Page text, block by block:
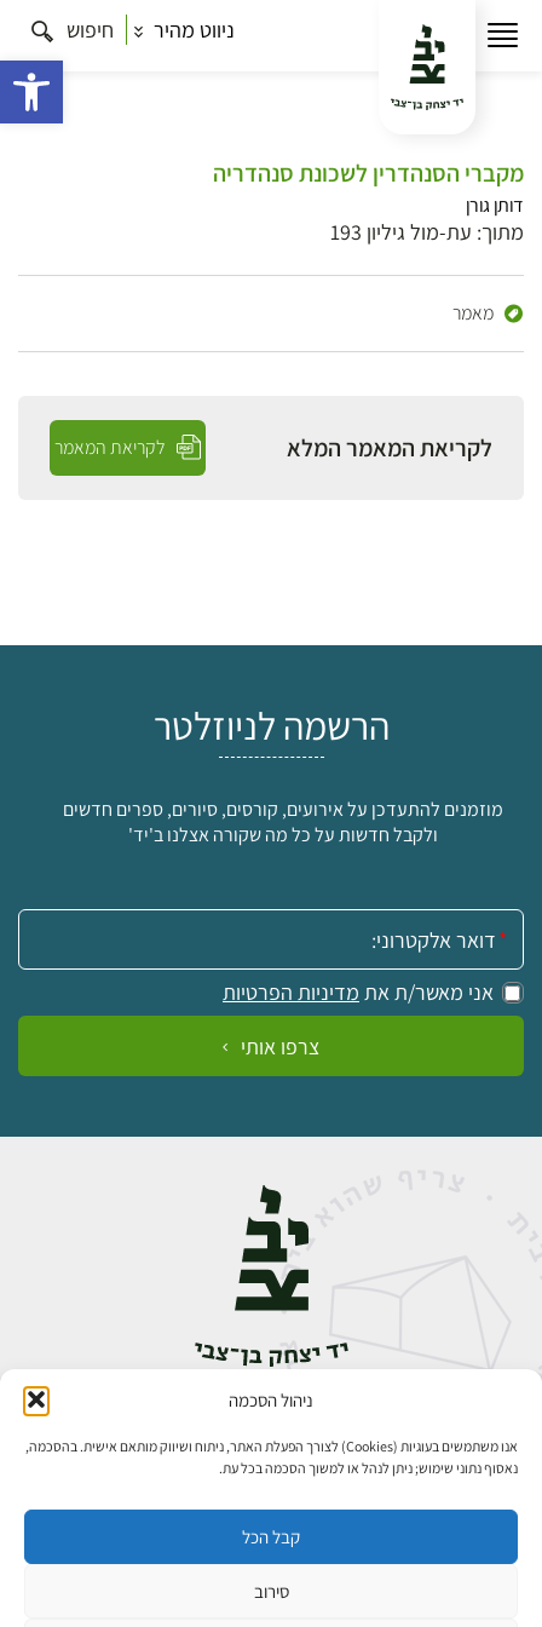
ניהול הסכמה
אנו משתמשים בעוגיות (Cookies) לצורך הפעלת האתר, ניתוח ושיווק מותאם אישית. בהסכמה,
נאסוף נתוני שימוש; ניתן לנהל או למשוך הסכמה בכל עת.
קבל הכל
סירוב
ניווט מהיר חיפוש
מקברי הסנהדרין לשכונת סנהדריה
דותן גורן
מתוך: עת-מול גיליון 193
מאמר
לקריאת המאמר המלא לקריאת המאמר
הרשמה לניוזלטר
מוזמנים להתעדכן על אירועים, קורסים, סיורים, ספרים חדשים
ולקבל חדשות על כל מה שקורה אצלנו ב'יד'
אימייל:
אני מאשר/ת את מדיניות הפרטיות
צרפו אותי
אבן גבירול 14, רחביה, ירושלים